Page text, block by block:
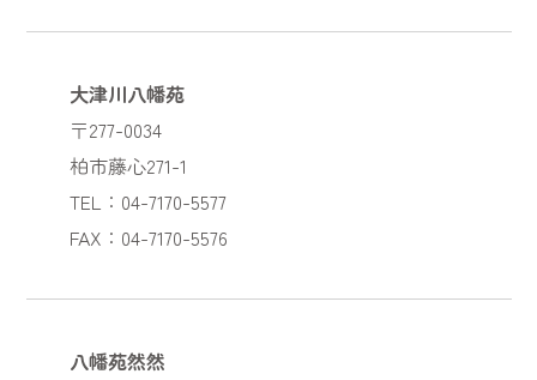
大津川八幡苑
〒277-0034
柏市藤心271-1
TEL：04-7170-5577
FAX：04-7170-5576
八幡苑然然